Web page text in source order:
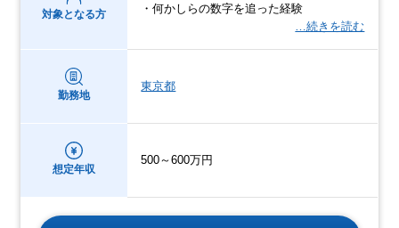
対象となる方
・何かしらの数字を追った経験
…続きを読む
勤務地
東京都
想定年収
500～600万円